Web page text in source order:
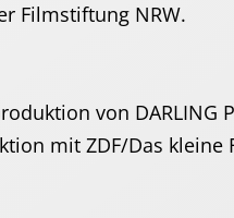
Filmstiftung NRW.
von DARLING
mit ZDF/Das kleine